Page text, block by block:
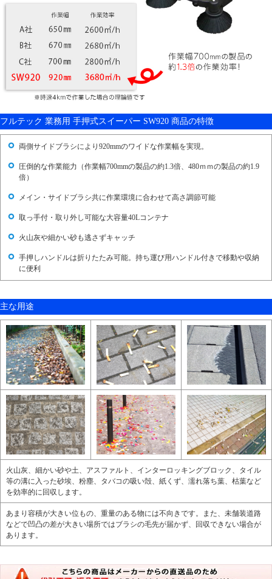
フルテック 業務用 手押式スイーパー SW920 商品の特徴
両側サイドブラシにより920mmのワイドな作業幅を実現。
圧倒的な作業能力（作業幅700mmの製品の約1.3倍、480ｍｍの製品の約1.9
倍）
メイン・サイドブラシ共に作業環境に合わせて高さ調節可能
取っ手付・取り外し可能な大容量40Lコンテナ
火山灰や細かい砂も逃さずキャッチ
手押しハンドルは折りたたみ可能。持ち運び用ハンドル付きで移動や収納
に便利
主な用途
火山灰、細かい砂や土、アスファルト、インターロッキングブロック、タイル
等の溝に入った砂埃、粉塵、タバコの吸い殻、紙くず、濡れ落ち葉、枯葉など
を効率的に回収します。
あまり容積が大きい位もの、重量のある物には不向きです。また、未舗装道路
などで凹凸の差が大きい場所ではブラシの毛先が届かず、回収できない場合が
あります。